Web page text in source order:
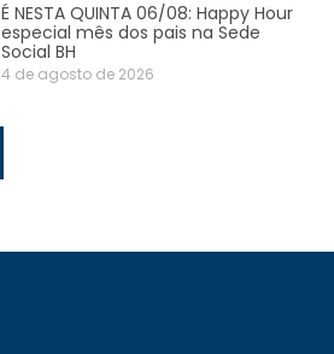
É NESTA QUINTA 06/08: Happy Hour
especial mês dos pais na Sede
Social BH
4 de agosto de 2026